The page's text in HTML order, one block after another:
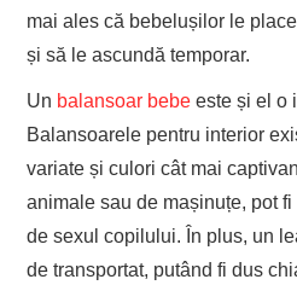
mai ales că bebelușilor le
și să le ascundă temporar.
Un balansoar bebe este și el o
Balansoarele pentru interior
variate și culori cât mai
animale sau de mașinuțe, pot
de sexul copilului. În plus, un
de transportat, putând fi dus